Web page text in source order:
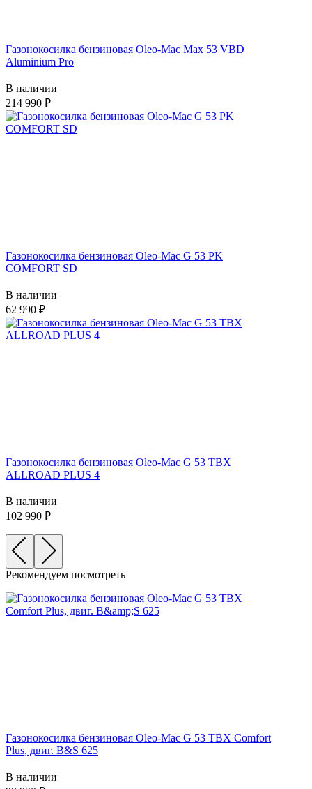
Газонокосилка бензиновая Oleo-Mac Max 53 VBD
Aluminium Pro
В наличии
214 990
Газонокосилка бензиновая Oleo-Mac G 53 PK
COMFORT SD
В наличии
62 990
Газонокосилка бензиновая Oleo-Mac G 53 TBX
ALLROAD PLUS 4
В наличии
102 990
Рекомендуем посмотреть
Газонокосилка бензиновая Oleo-Mac G 53 TBX Comfort
Plus, двиг. B&S 625
В наличии